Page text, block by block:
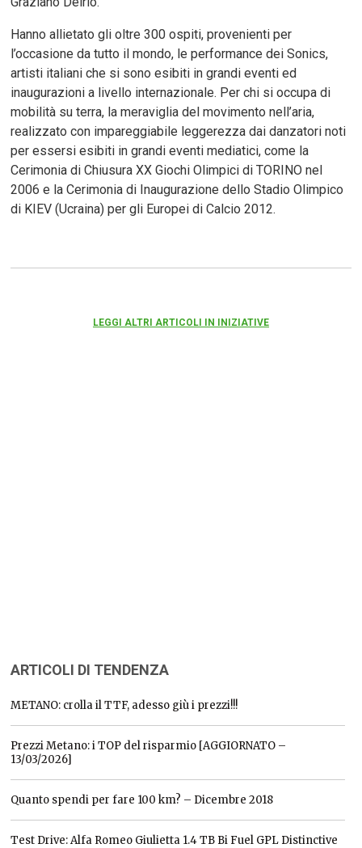
Hanno allietato gli oltre 300 ospiti, provenienti per
l’occasione da tutto il mondo, le performance dei Sonics,
artisti italiani che si sono esibiti in grandi eventi ed
inaugurazioni a livello internazionale. Per chi si occupa di
mobilità su terra, la meraviglia del movimento nell’aria,
realizzato con impareggiabile leggerezza dai danzatori noti
per essersi esibiti in grandi eventi mediatici, come la
Cerimonia di Chiusura XX Giochi Olimpici di TORINO nel
2006 e la Cerimonia di Inaugurazione dello Stadio Olimpico
di KIEV (Ucraina) per gli Europei di Calcio 2012.
LEGGI ALTRI ARTICOLI IN INIZIATIVE
ARTICOLI DI TENDENZA
METANO: crolla il TTF, adesso giù i prezzi!!!
Prezzi Metano: i TOP del risparmio [AGGIORNATO –
13/03/2026]
Quanto spendi per fare 100 km? – Dicembre 2018
Test Drive: Alfa Romeo Giulietta 1.4 TB Bi Fuel GPL Distinctive